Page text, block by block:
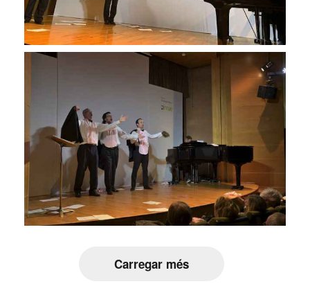
Carregar més